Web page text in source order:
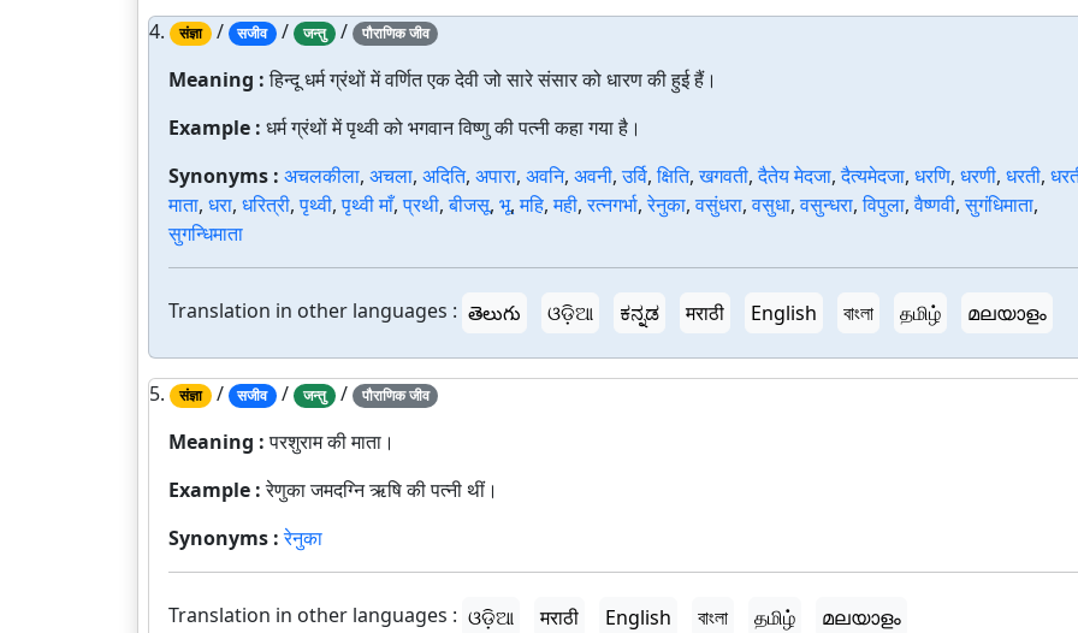
4. संज्ञा / सजीव / जन्तु / पौराणिक जीव
Meaning :हिन्दू धर्म ग्रंथों में वर्णित एक देवी जो सारे संसार को धारण की हुई हैं।
Example : धर्म ग्रंथों में पृथ्वी को भगवान विष्णु की पत्नी कहा गया है।
Synonyms : अचलकीला, अचला, अदिति, अपारा, अवनि, अवनी,उर्वि,क्षिति,खगवती,दैतेय मेदजा,दैत्यमेदजा, धरणि, धरणी, धरती,
माता, धरा, धरित्री,पृथ्वी,पृथ्वी माँ,प्रथी,बीजसू, भू,महि,मही,रत्नगर्भा,रेनुका,वसुंधरा,वसुधा,वसुन्धरा,विपुला,वैष्णवी,सुगंधिमाता,
सुगन्धिमाता
Translation in other languages : తెలుగు ଓଡ଼ିଆ ಕನ್ನಡ मराठी English বাংলা தமிழ் മലയാളം
5. संज्ञा / सजीव / जन्तु / पौराणिक जीव
Meaning :परशुराम की माता।
Example :रेणुका जमदग्नि ऋषि की पत्नी थीं।
Synonyms :रेनुका
Translation in other languages : ଓଡ଼ିଆ मराठी English বাংলা தமிழ் മലയാളം